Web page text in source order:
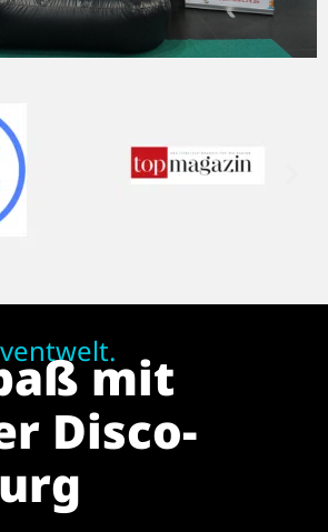
mit
Disco-